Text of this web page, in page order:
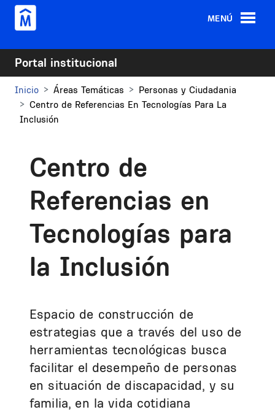
Pasar al contenido principal
MENÚ
Portal institucional
Inicio Áreas Temáticas
Personas y Ciudadania
Centro de Referencias En Tecnologías Para La
Inclusión
Centro de
Referencias en
Tecnologías para
la Inclusión
Espacio de construcción de
estrategias que a través del uso de
herramientas tecnológicas busca
facilitar el desempeño de personas
en situación de discapacidad, y su
familia, en la vida cotidiana